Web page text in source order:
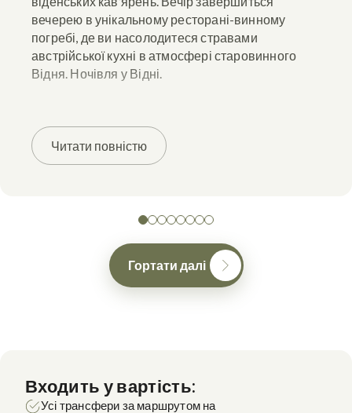
вечерею в унікальному ресторані-винному
погребі, де ви насолодитеся стравами
австрійської кухні в атмосфері старовинного
Відня. Ночівля у Відні.
Читати повністю
Гортати далі
Входить у вартість:
Усі трансфери за маршрутом на